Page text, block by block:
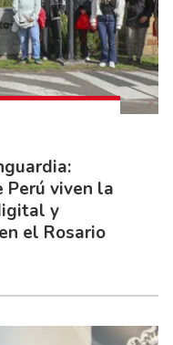
Perú viven la
y
el Rosario